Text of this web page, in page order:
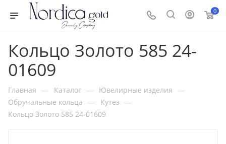
0
Кольцо Золото 585 24-
01609
Главная — Каталог — Ювелирные изделия —
Обручальные кольца — Кутез —
Кольцо Золото 585 24-01609